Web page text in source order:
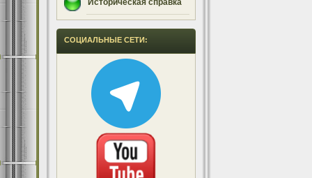
Историческая справка
СОЦИАЛЬНЫЕ СЕТИ: